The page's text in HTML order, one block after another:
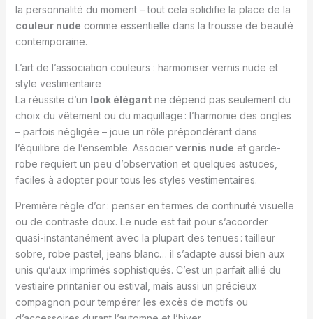
la personnalité du moment – tout cela solidifie la place de la
couleur nude comme essentielle dans la trousse de beauté
contemporaine.
L’art de l’association couleurs : harmoniser vernis nude et
style vestimentaire
La réussite d’un look élégantne dépend pas seulement du
choix du vêtement ou du maquillage : l’harmonie des ongles
– parfois négligée – joue un rôle prépondérant dans
l’équilibre de l’ensemble. Associer vernis nude et garde-
robe requiert un peu d’observation et quelques astuces,
faciles à adopter pour tous les styles vestimentaires.
Première règle d’or : penser en termes de continuité visuelle
ou de contraste doux. Le nude est fait pour s’accorder
quasi-instantanément avec la plupart des tenues : tailleur
sobre, robe pastel, jeans blanc… il s’adapte aussi bien aux
unis qu’aux imprimés sophistiqués. C’est un parfait allié du
vestiaire printanier ou estival, mais aussi un précieux
compagnon pour tempérer les excès de motifs ou